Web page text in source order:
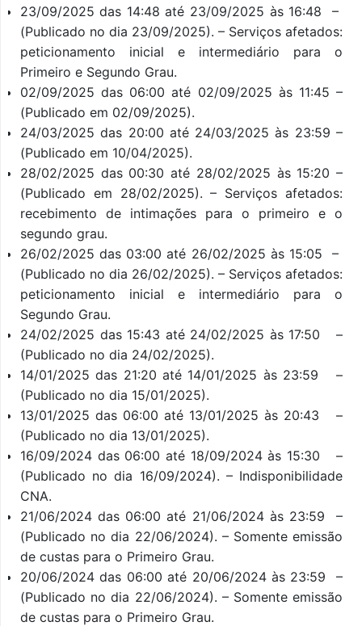
23/09/2025 das 14:48 até 23/09/2025 às 16:48 –
(Publicado no dia 23/09/2025). – Serviços afetados:
peticionamento inicial e intermediário para o
Primeiro e Segundo Grau.
02/09/2025 das 06:00 até 02/09/2025 às 11:45 –
(Publicado em 02/09/2025).
24/03/2025 das 20:00 até 24/03/2025 às 23:59 –
(Publicado em 10/04/2025).
28/02/2025 das 00:30 até 28/02/2025 às 15:20 –
(Publicado em 28/02/2025). – Serviços afetados:
recebimento de intimações para o primeiro e o
segundo grau.
26/02/2025 das 03:00 até 26/02/2025 às 15:05 –
(Publicado no dia 26/02/2025). – Serviços afetados:
peticionamento inicial e intermediário para o
Segundo Grau.
24/02/2025 das 15:43 até 24/02/2025 às 17:50 –
(Publicado no dia 24/02/2025).
14/01/2025 das 21:20 até 14/01/2025 às 23:59 –
(Publicado no dia 15/01/2025).
13/01/2025 das 06:00 até 13/01/2025 às 20:43 –
(Publicado no dia 13/01/2025).
16/09/2024 das 06:00 até 18/09/2024 às 15:30 –
(Publicado no dia 16/09/2024). – Indisponibilidade
CNA.
21/06/2024 das 06:00 até 21/06/2024 às 23:59 –
(Publicado no dia 22/06/2024). – Somente emissão
de custas para o Primeiro Grau.
20/06/2024 das 06:00 até 20/06/2024 às 23:59 –
(Publicado no dia 22/06/2024). – Somente emissão
de custas para o Primeiro Grau.